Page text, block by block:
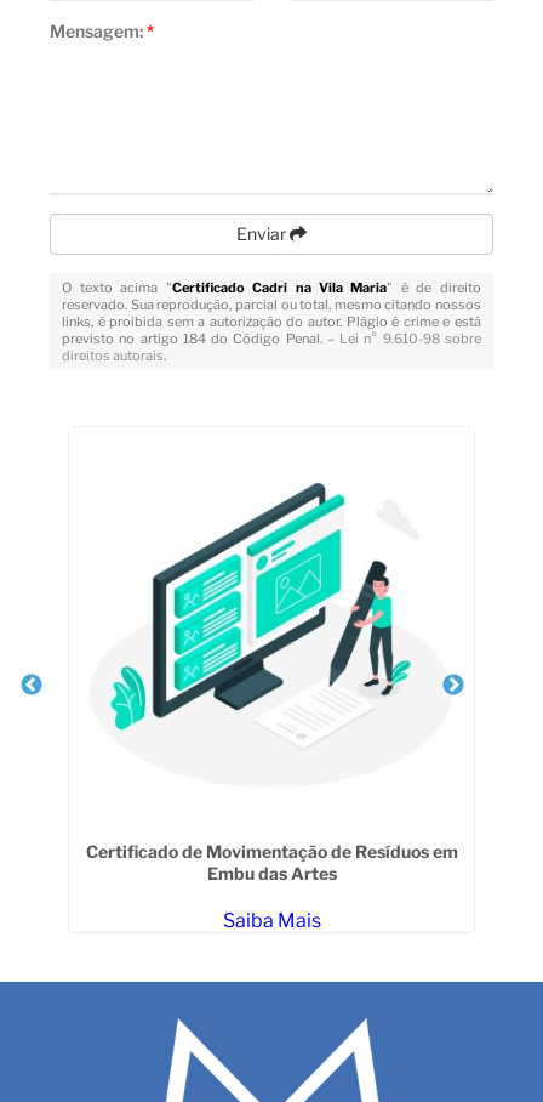
Mensagem:*
Enviar
O texto acima "Certificado Cadri na Vila Maria" é de direito
reservado. Sua reprodução, parcial ou total, mesmo citando nossos
links, é proibida sem a autorização do autor. Plágio é crime e está
previsto no artigo 184 do Código Penal. – Lei n° 9.610-98 sobre
direitos autorais.
Certificado de Movimentação de Resíduos em
Embu das Artes
Saiba Mais